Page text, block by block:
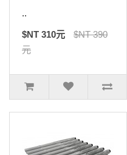
..
$NT 310元
$NT 390
元